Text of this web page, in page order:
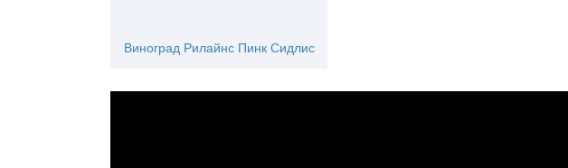
Виноград Рилайнс Пинк Сидлис